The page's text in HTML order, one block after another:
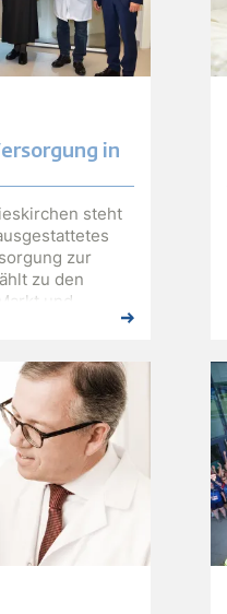
in
steht
zur
zu den
und
bildgebende
über
bis hin zu
Kontrastmittel.
Landes
regionalen